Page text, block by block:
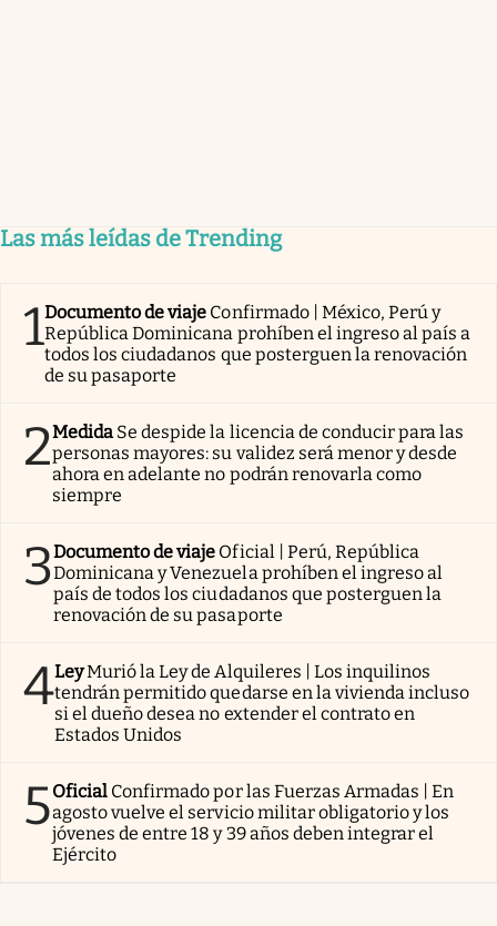
Las más leídas de Trending
1Documento de viaje Confirmado | México, Perú y
República Dominicana prohíben el ingreso al país a
todos los ciudadanos que posterguen la renovación
de su pasaporte
2Medida Se despide la licencia de conducir para las
personas mayores: su validez será menor y desde
ahora en adelante no podrán renovarla como
siempre
3Documento de viaje Oficial | Perú, República
Dominicana y Venezuela prohíben el ingreso al
país de todos los ciudadanos que posterguen la
renovación de su pasaporte
4LeyMurió la Ley de Alquileres | Los inquilinos
tendrán permitido quedarse en la vivienda incluso
si el dueño desea no extender el contrato en
Estados Unidos
5Oficial Confirmado por las Fuerzas Armadas | En
agosto vuelve el servicio militar obligatorio y los
jóvenes de entre 18 y 39 años deben integrar el
Ejército